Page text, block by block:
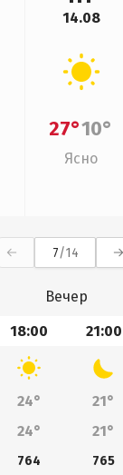
14.08
27°10°
Ясно
7/14
Вечер
18:00 21:00
24°
21°
24° 21°
764
765